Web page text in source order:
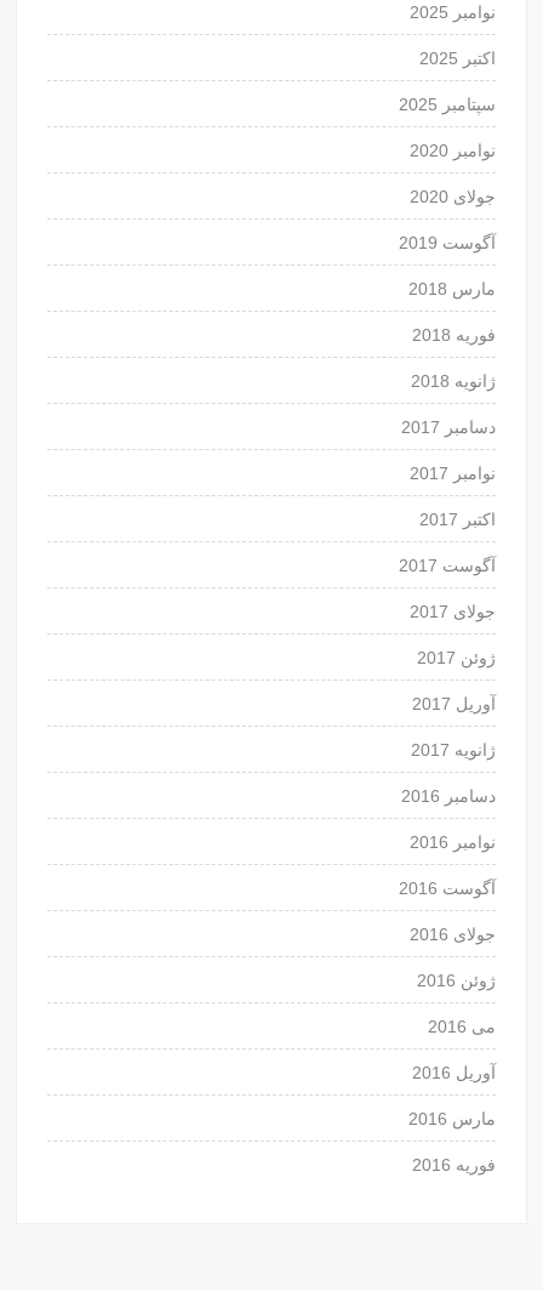
نوامبر 2025
اکتبر 2025
سپتامبر 2025
نوامبر 2020
جولای 2020
آگوست 2019
مارس 2018
فوریه 2018
ژانویه 2018
دسامبر 2017
نوامبر 2017
اکتبر 2017
آگوست 2017
جولای 2017
ژوئن 2017
آوریل 2017
ژانویه 2017
دسامبر 2016
نوامبر 2016
آگوست 2016
جولای 2016
ژوئن 2016
می 2016
آوریل 2016
مارس 2016
فوریه 2016